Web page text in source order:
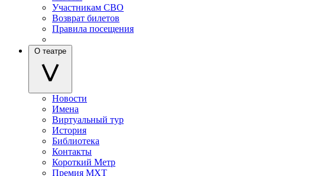
Участникам СВО
Возврат билетов
Правила посещения
О театре
Новости
Имена
Виртуальный тур
История
Библиотека
Контакты
Короткий Метр
Премия МХТ